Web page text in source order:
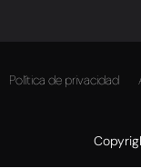
Política de privacidad